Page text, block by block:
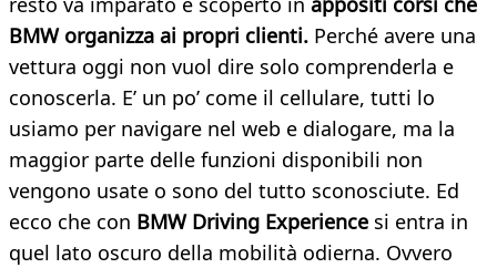
BMW organizza ai propri clienti. Perché avere una
vettura oggi non vuol dire solo comprenderla e
conoscerla. E’ un po’ come il cellulare, tutti lo
usiamo per navigare nel web e dialogare, ma la
maggior parte delle funzioni disponibili non
vengono usate o sono del tutto sconosciute. Ed
ecco che con BMW Driving Experience si entra in
quel lato oscuro della mobilità odierna. Ovvero